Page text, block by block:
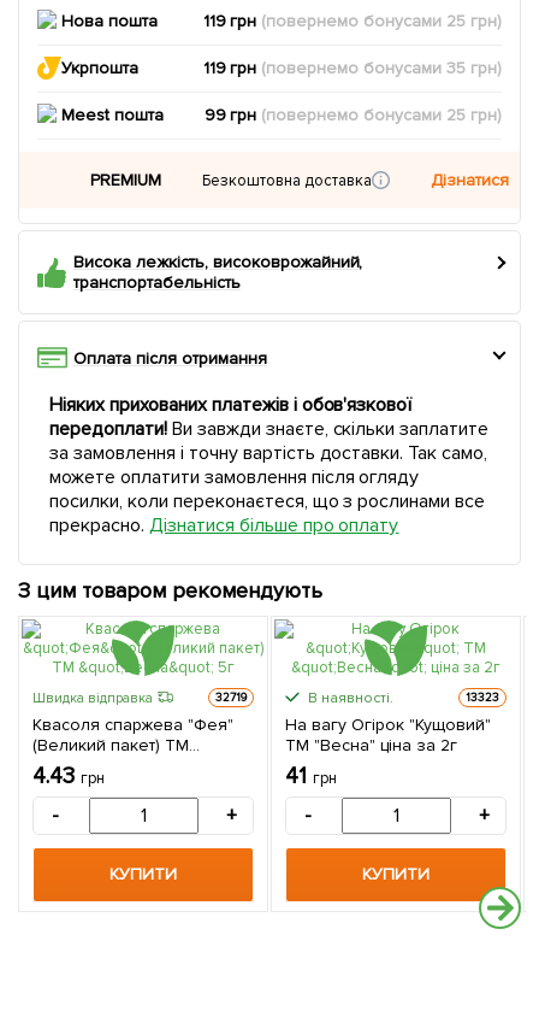
Нова пошта 119 грн (повернемо бонусами 25 грн)
Укрпошта 119 грн (повернемо бонусами35 грн)
Meest пошта 99 грн (повернемо бонусами 25 грн)
PREMIUM Безкоштовна доставка Дізнатися
Висока лежкість, високоврожайний,
транспортабельність
Оплата після отримання
Ніяких прихованих платежів і обов'язкової
передоплати!Ви завжди знаєте, скільки заплатите
за замовлення і точну вартість доставки. Так само,
можете оплатити замовлення після огляду
посилки, коли переконаєтеся, що з рослинами все
прекрасно. Дізнатися більше про оплату
З цим товаром рекомендують
Швидка відправка 32719
Квасоля спаржева "Фея"
(Великий пакет) ТМ
"Весна" 5г
4.43 грн
- +
КУПИТИ
В наявності. 13323
На вагу Огірок "Кущовий"
ТМ "Весна" ціна за 2г
41 грн
- +
КУПИТИ